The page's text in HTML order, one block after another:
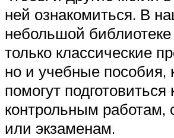
ней ознакомиться. В
небольшой библиотеке
только классические
но и учебные пособия,
помогут подготовиться
контрольным работам,
или экзаменам.